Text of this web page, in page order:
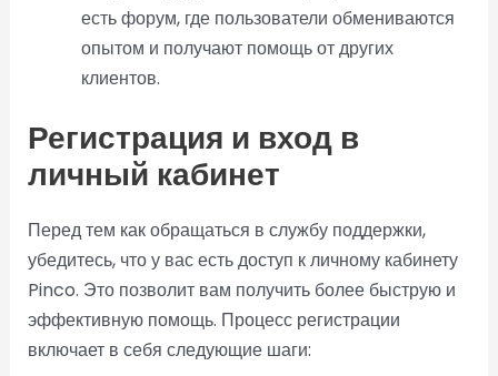
есть форум, где пользователи обмениваются
опытом и получают помощь от других
клиентов.
Регистрация и вход в
личный кабинет
Перед тем как обращаться в службу поддержки,
убедитесь, что у вас есть доступ к личному кабинету
Pinco. Это позволит вам получить более быструю и
эффективную помощь. Процесс регистрации
включает в себя следующие шаги: